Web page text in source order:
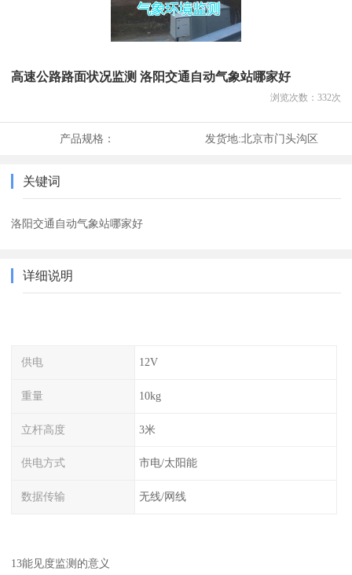
高速公路路面状况监测 洛阳交通自动气象站哪家好
浏览次数： 332次
产品规格： 发货地:北京市门头沟区
关键词
洛阳交通自动气象站哪家好
详细说明
供电 12V
重量 10kg
立杆高度 3米
供电方式 市电/太阳能
数据传输 无线/网线
13能见度监测的意义